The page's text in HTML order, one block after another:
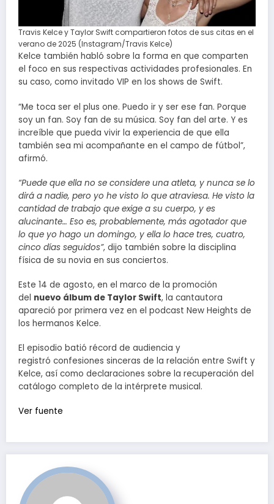
Travis Kelce y Taylor Swift compartieron fotos de sus citas en el
verano de 2025 (Instagram/Travis Kelce)
Kelce también habló sobre la forma en que comparten
el foco en sus respectivas actividades profesionales. En
su caso, como invitado VIP en los shows de Swift.
“Me toca ser el plus one. Puedo ir y ser ese fan. Porque
soy un fan. Soy fan de su música. Soy fan del arte. Y es
increíble que pueda vivir la experiencia de que ella
también sea mi acompañante en el campo de fútbol”,
afirmó.
“Puede que ella no se considere una atleta, y nunca se lo
dirá a nadie, pero yo he visto lo que atraviesa. He visto la
cantidad de trabajo que exige a su cuerpo, y es
alucinante… Eso es, probablemente, más agotador que
lo que yo hago un domingo, y ella lo hace tres, cuatro,
cinco días seguidos”, dijo también sobre la disciplina
física de su novia en sus conciertos.
Este 14 de agosto, en el marco de la promoción
del nuevo álbum de Taylor Swift, la cantautora
apareció por primera vez en el podcast New Heights de
los hermanos Kelce.
El episodio batió récord de audiencia y
registró confesiones sinceras de la relación entre Swift y
Kelce, así como declaraciones sobre la recuperación del
catálogo completo de la intérprete musical.
Ver fuente